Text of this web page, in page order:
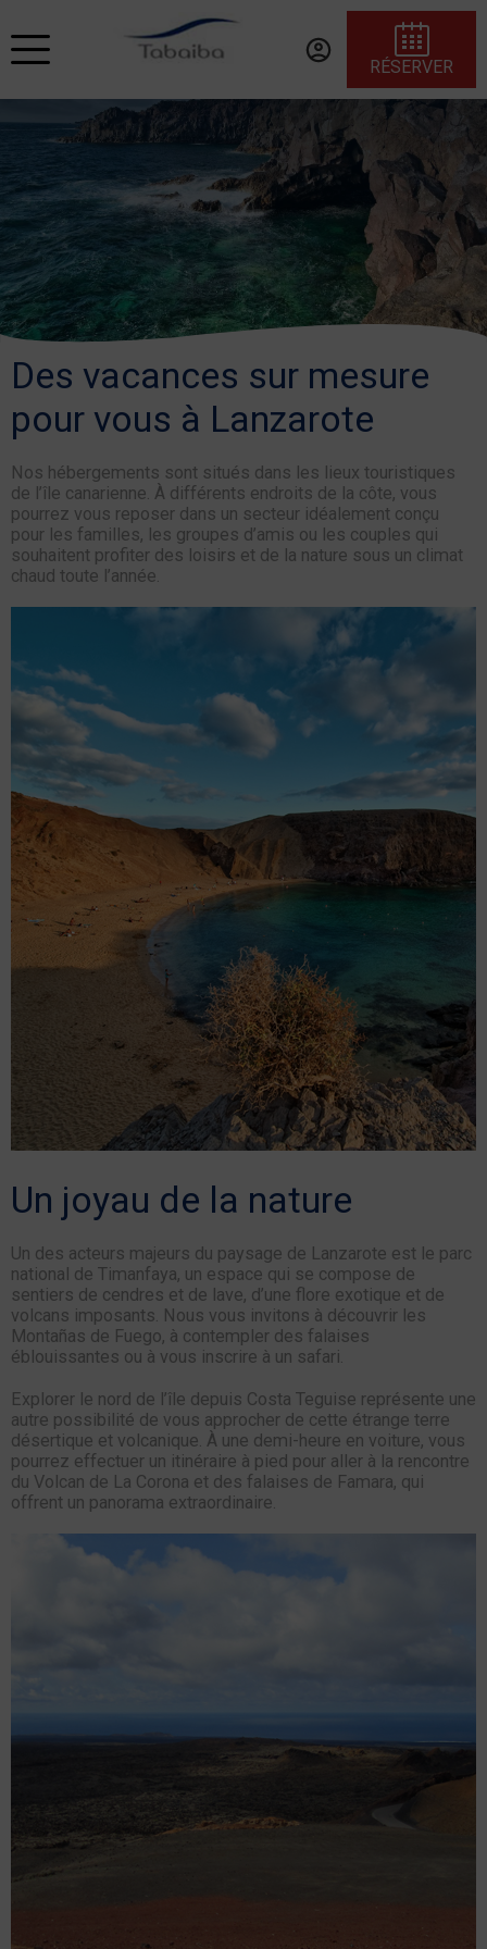
RÉSERVER
Des vacances sur mesure
pour vous à Lanzarote
Nos hébergements sont situés dans les lieux touristiques
de l’île canarienne. À différents endroits de la côte, vous
pourrez vous reposer dans un secteur idéalement conçu
pour les familles, les groupes d’amis ou les couples qui
souhaitent profiter des loisirs et de la nature sous un climat
chaud toute l’année.
Un joyau de la nature
Un des acteurs majeurs du paysage de Lanzarote est le parc
national de Timanfaya, un espace qui se compose de
sentiers de cendres et de lave, d’une flore exotique et de
volcans imposants. Nous vous invitons à découvrir les
Montañas de Fuego, à contempler des falaises
éblouissantes ou à vous inscrire à un safari.
Explorer le nord de l’île depuis Costa Teguise représente une
autre possibilité de vous approcher de cette étrange terre
désertique et volcanique. À une demi-heure en voiture, vous
pourrez effectuer un itinéraire à pied pour aller à la rencontre
du Volcan de La Corona et des falaises de Famara, qui
offrent un panorama extraordinaire.